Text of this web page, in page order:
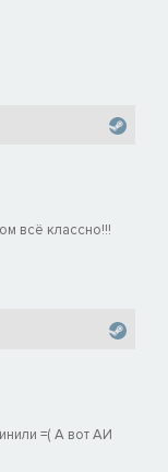
всё классно!!!
=( А вот АИ